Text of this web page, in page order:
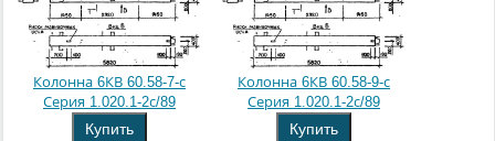
Колонна 6КВ 60.58-7-с
Серия 1.020.1-2с/89
Купить
Колонна 6КВ 60.58-9-с
Серия 1.020.1-2с/89
Купить